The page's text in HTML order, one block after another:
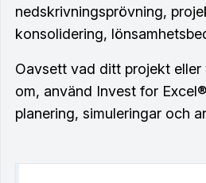
nedskrivningsprövning,
konsolidering,
Oavsett vad ditt projekt eller
om, använd Invest for
planering, simuleringar och